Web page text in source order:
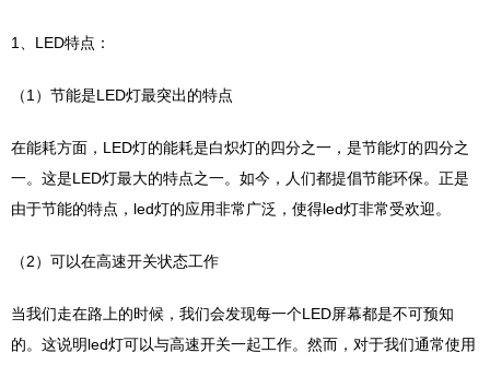
1、LED特点：
（1）节能是LED灯最突出的特点
在能耗方面，LED灯的能耗是白炽灯的四分之一，是节能灯的四分之
一。这是LED灯最大的特点之一。如今，人们都提倡节能环保。正是
由于节能的特点，led灯的应用非常广泛，使得led灯非常受欢迎。
（2）可以在高速开关状态工作
当我们走在路上的时候，我们会发现每一个LED屏幕都是不可预知
的。这说明led灯可以与高速开关一起工作。然而，对于我们通常使用